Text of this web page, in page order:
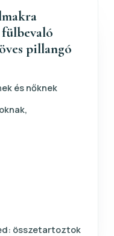
pillangó
és nőknek
összetartoztok